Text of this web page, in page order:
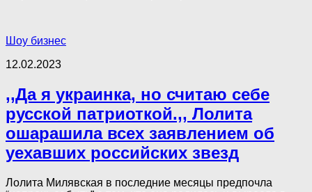
Шоу бизнес
12.02.2023
,,Да я украинка, но считаю себе
русской патриоткой.,, Лолита
ошарашила всех заявлением об
уехавших российских звезд
Лолита Милявская в последние месяцы предпочла